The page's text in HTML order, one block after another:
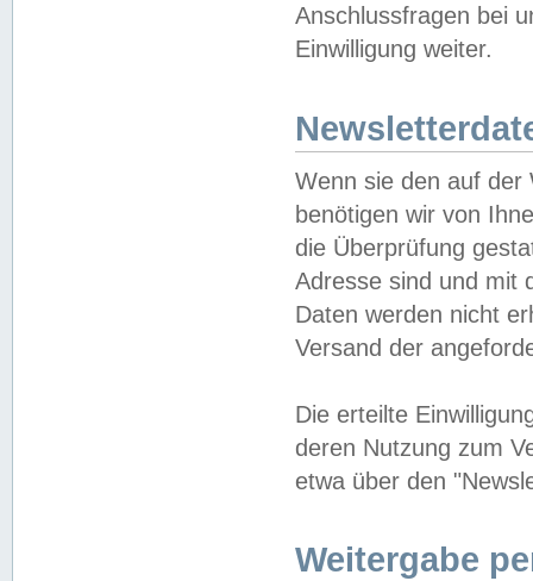
Anschlussfragen bei
Einwilligung weiter.
Wenn sie den auf der
benötigen wir von
die Überprüfung
Adresse sind und mit
Daten werden nicht
Versand der
Die erteilte
deren Nutzung zum
etwa über den
Weitergabe